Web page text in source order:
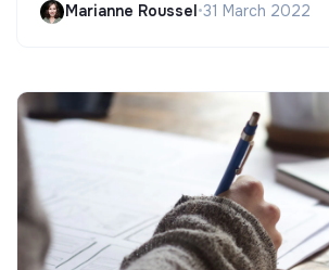
Marianne Roussel •31 March 2022